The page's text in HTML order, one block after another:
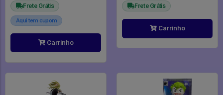
Frete Grátis
Aqui tem cupom
Carrinho
Frete Grátis
Carrinho